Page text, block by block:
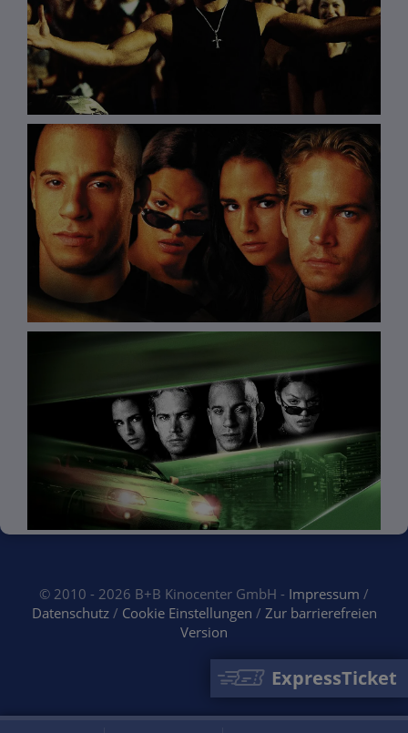
ExpressTicket
© 2010 - 2026 B+B Kinocenter GmbH - Impressum /
Datenschutz/ Cookie Einstellungen / Zur barrierefreien
Version